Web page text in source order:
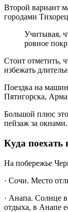
Второй вариант
городами
Учитывая,
ровное
Стоит отметить,
избежать
Поездка на
Пятигорска,
Большой плюс
пейзаж за окнами.
Куда
На побережье
· Сочи. Место
· Анапа. Солнце
отдыха, в Анапе